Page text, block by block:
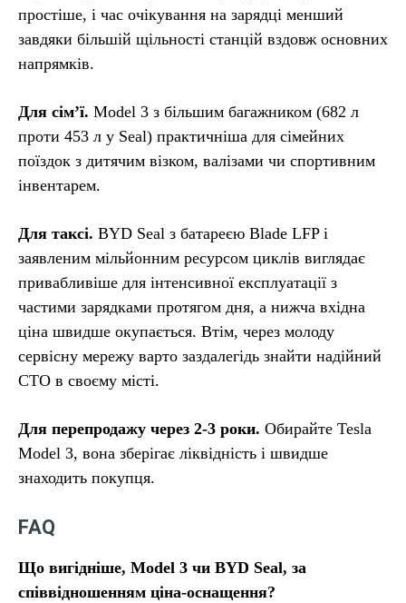
простіше, і час очікування на зарядці менший
завдяки більшій щільності станцій вздовж основних
напрямків.
Для сім’ї. Model 3 з більшим багажником (682 л
проти 453 л у Seal) практичніша для сімейних
поїздок з дитячим візком, валізами чи спортивним
інвентарем.
Для таксі. BYD Seal з батареєю Blade LFP і
заявленим мільйонним ресурсом циклів виглядає
привабливіше для інтенсивної експлуатації з
частими зарядками протягом дня, а нижча вхідна
ціна швидше окупається. Втім, через молоду
сервісну мережу варто заздалегідь знайти надійний
СТО в своєму місті.
Для перепродажу через 2-3 роки. Обирайте Tesla
Model 3, вона зберігає ліквідність і швидше
знаходить покупця.
FAQ
Що вигідніше, Model 3 чи BYD Seal, за
співвідношенням ціна-оснащення?